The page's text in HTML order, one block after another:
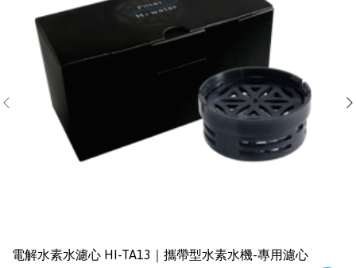
電解水素水濾心 HI-TA13｜攜帶型水素水機-專用濾心